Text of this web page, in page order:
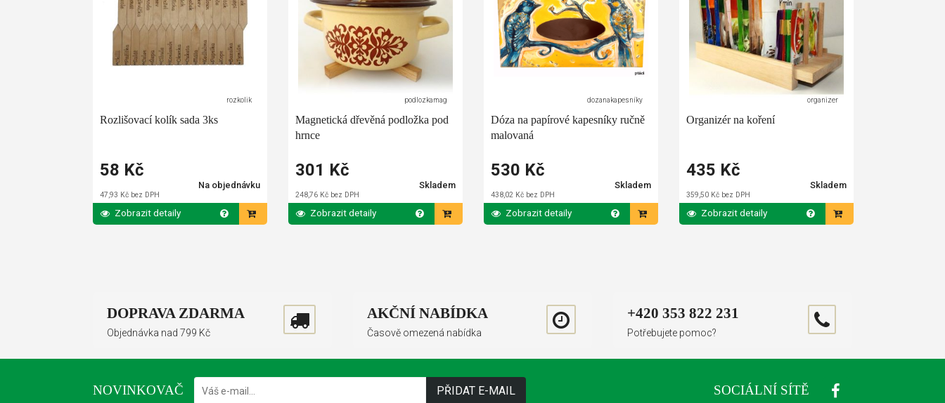
rozkolik
Rozlišovací kolík sada 3ks
58 Kč
Na objednávku
47,93 Kč bez DPH
Zobrazit detaily
podlozkamag
Magnetická dřevěná podložka pod
hrnce
301 Kč
Skladem
248,76 Kč bez DPH
Zobrazit detaily
dozanakapesníky
Dóza na papírové kapesníky ručně
malovaná
530 Kč
Skladem
438,02 Kč bez DPH
Zobrazit detaily
organizer
Organizér na koření
435 Kč
Skladem
359,50 Kč bez DPH
Zobrazit detaily
DOPRAVA ZDARMA
Objednávka nad 799 Kč
AKČNÍ NABÍDKA
Časově omezená nabídka
+420 353 822 231
Potřebujete pomoc?
NOVINKOVAČ SOCIÁLNÍ SÍTĚ